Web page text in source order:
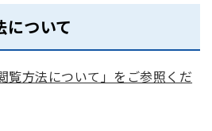
について
覧方法について」をご参照くだ